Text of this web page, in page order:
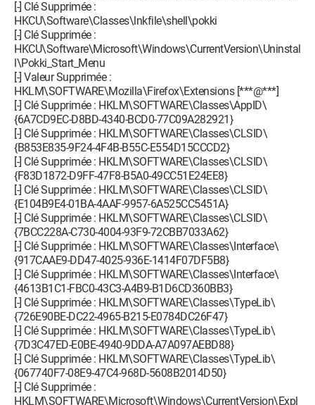
[-] Clé Supprimée :
HKCU\Software\Classes\lnkfile\shell\pokki
[-] Clé Supprimée :
HKCU\Software\Microsoft\Windows\CurrentVersion\Uninstal
l\Pokki_Start_Menu
[-] Valeur Supprimée :
HKLM\SOFTWARE\Mozilla\Firefox\Extensions [***@***]
[-] Clé Supprimée : HKLM\SOFTWARE\Classes\AppID\
{6A7CD9EC-D8BD-4340-BCD0-77C09A282921}
[-] Clé Supprimée : HKLM\SOFTWARE\Classes\CLSID\
{B853E835-9F24-4F4B-B55C-E554D15CCCD2}
[-] Clé Supprimée : HKLM\SOFTWARE\Classes\CLSID\
{F83D1872-D9FF-47F8-B5A0-49CC51E24EE8}
[-] Clé Supprimée : HKLM\SOFTWARE\Classes\CLSID\
{E104B9E4-01BA-4AAF-9957-6A525CC5451A}
[-] Clé Supprimée : HKLM\SOFTWARE\Classes\CLSID\
{7BCC228A-C730-4004-93F9-72CBB7033A62}
[-] Clé Supprimée : HKLM\SOFTWARE\Classes\Interface\
{917CAAE9-DD47-4025-936E-1414F07DF5B8}
[-] Clé Supprimée : HKLM\SOFTWARE\Classes\Interface\
{4613B1C1-FBC0-43C3-A4B9-B1D6CD360BB3}
[-] Clé Supprimée : HKLM\SOFTWARE\Classes\TypeLib\
{726E90BE-DC22-4965-B215-E0784DC26F47}
[-] Clé Supprimée : HKLM\SOFTWARE\Classes\TypeLib\
{7D3C47ED-E0BE-4940-9DDA-A7A097AEBD88}
[-] Clé Supprimée : HKLM\SOFTWARE\Classes\TypeLib\
{067740F7-08E9-47C4-968D-5608B2014D50}
[-] Clé Supprimée :
HKLM\SOFTWARE\Microsoft\Windows\CurrentVersion\Expl